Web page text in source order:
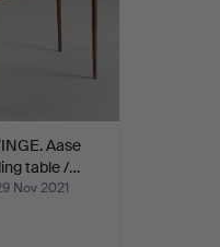
Aase
table /…
Nov 2021